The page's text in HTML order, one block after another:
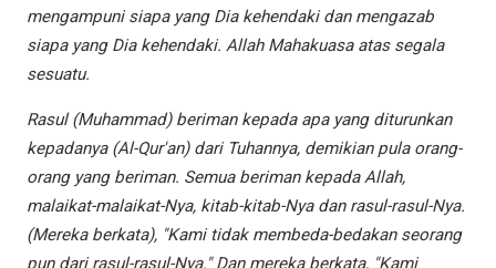
mengampuni siapa yang Dia kehendaki dan mengazab
siapa yang Dia kehendaki. Allah Mahakuasa atas segala
sesuatu.
Rasul (Muhammad) beriman kepada apa yang diturunkan
kepadanya (Al-Qur'an) dari Tuhannya, demikian pula orang-
orang yang beriman. Semua beriman kepada Allah,
malaikat-malaikat-Nya, kitab-kitab-Nya dan rasul-rasul-Nya.
(Mereka berkata), "Kami tidak membeda-bedakan seorang
pun dari rasul-rasul-Nya." Dan mereka berkata, "Kami